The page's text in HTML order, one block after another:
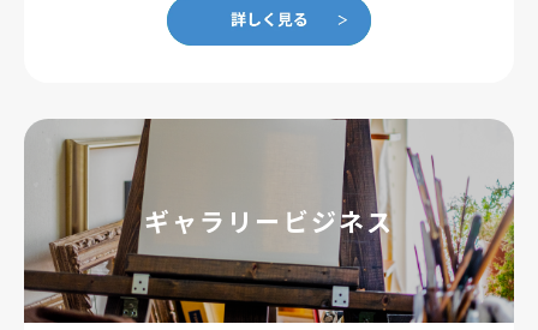
ギャラリービジネス